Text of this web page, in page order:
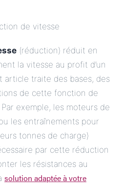
de vitesse
(réduction) réduit en
la vitesse au profit d’un
article traite des bases, des
de cette fonction de
exemple, les moteurs de
les entraînements pour
tonnes de charge)
par cette réduction
les résistances au
solution adaptée à votre